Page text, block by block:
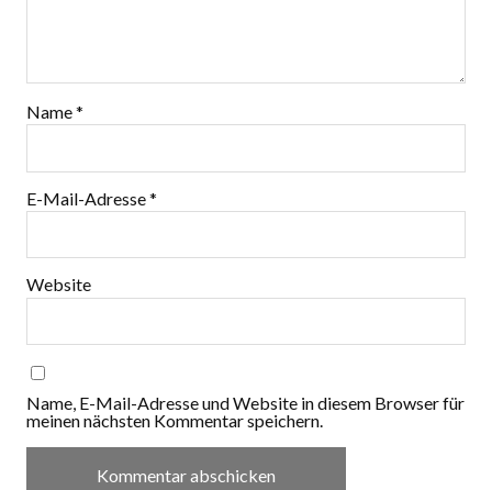
Name*
E-Mail-Adresse*
Website
Name, E-Mail-Adresse und Website in diesem Browser für
meinen nächsten Kommentar speichern.